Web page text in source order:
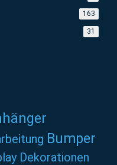
163
31
Bumper
Dekorationen